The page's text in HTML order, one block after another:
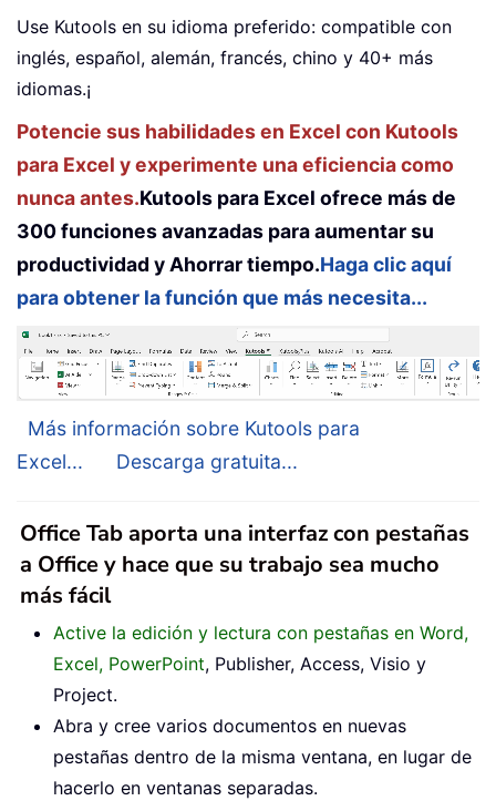
Use Kutools en su idioma preferido: compatible con
inglés, español, alemán, francés, chino y 40+ más
idiomas.¡
Potencie sus habilidades en Excel con Kutools
para Excel y experimente una eficiencia como
nunca antes.Kutools para Excel ofrece más de
300 funciones avanzadas para aumentar su
productividad y Ahorrar tiempo.Haga clic aquí
para obtener la función que más necesita...
Más información sobre Kutools para
Excel...
Descarga gratuita...
Office Tab aporta una interfaz con pestañas
a Office y hace que su trabajo sea mucho
más fácil
Active la edición y lectura con pestañas en Word,
Excel, PowerPoint, Publisher, Access, Visio y
Project.
Abra y cree varios documentos en nuevas
pestañas dentro de la misma ventana, en lugar de
hacerlo en ventanas separadas.